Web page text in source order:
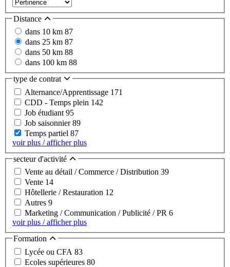
Distance
dans 10 km 87
dans 25 km 87
dans 50 km 88
dans 100 km 88
type de contrat
Alternance/Apprentissage 171
CDD - Temps plein 142
Job étudiant 95
Job saisonnier89
Temps partiel 87
voir plus / afficher plus
secteur d'activité
Vente au détail / Commerce / Distribution 39
Vente 14
Hôtellerie / Restauration 12
Autres 9
Marketing / Communication / Publicité / PR 6
voir plus / afficher plus
Formation
Lycée ou CFA 83
Ecoles supérieures 80